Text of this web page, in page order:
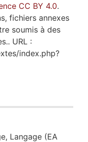
CC BY 4.0.
fichiers annexes
soumis à des
URL :
index.php?
Langage (EA